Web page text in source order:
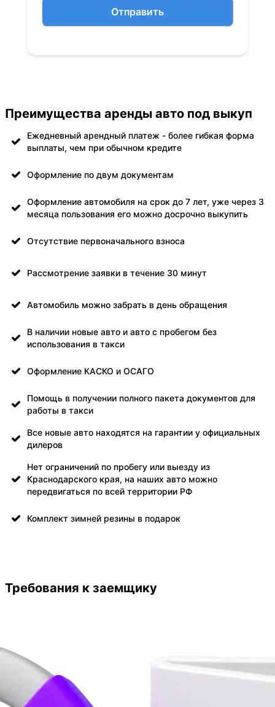
Отправить
Преимущества аренды авто под выкуп
Ежедневный арендный платеж - более гибкая форма
выплаты, чем при обычном кредите
Оформление по двум документам
Оформление автомобиля на срок до 7 лет, уже через 3
месяца пользования его можно досрочно выкупить
Отсутствие первоначального взноса
Рассмотрение заявки в течение 30 минут
Автомобиль можно забрать в день обращения
В наличии новые авто и авто с пробегом без
использования в такси
Оформление КАСКО и ОСАГО
Помощь в получении полного пакета документов для
работы в такси
Все новые авто находятся на гарантии у официальных
дилеров
Нет ограничений по пробегу или выезду из
Краснодарского края, на наших авто можно
передвигаться по всей территории РФ
Комплект зимней резины в подарок
Требования к заемщику